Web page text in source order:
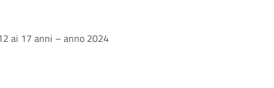
ai 17 anni – anno 2024